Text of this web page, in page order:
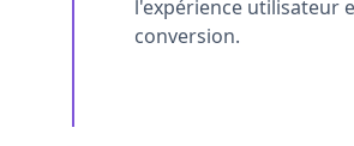
l'expérience utilisateur
conversion.